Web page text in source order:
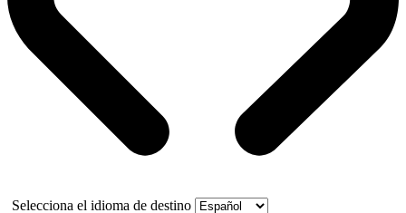
Selecciona el idioma de destino